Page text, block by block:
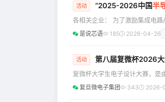
活动 “2025-2026中国半
各相关企业： 为了激励集成电
企业和领军人才，中国IC独角
是说芯语 185 2026-04-26
活动 第八届复微杯2026
复微杯大学生电子设计大赛，是
八届复微杯全面升级产学研协同机制，特邀
复旦微电子集团 343 2026-